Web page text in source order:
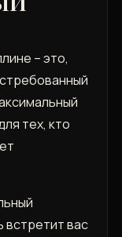
– это‚
тех‚ кто
встретит вас